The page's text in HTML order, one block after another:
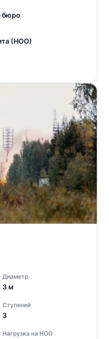
бюро
(НОО)
Диаметр
3 м
Ступеней
3
Нагрузка на НОО